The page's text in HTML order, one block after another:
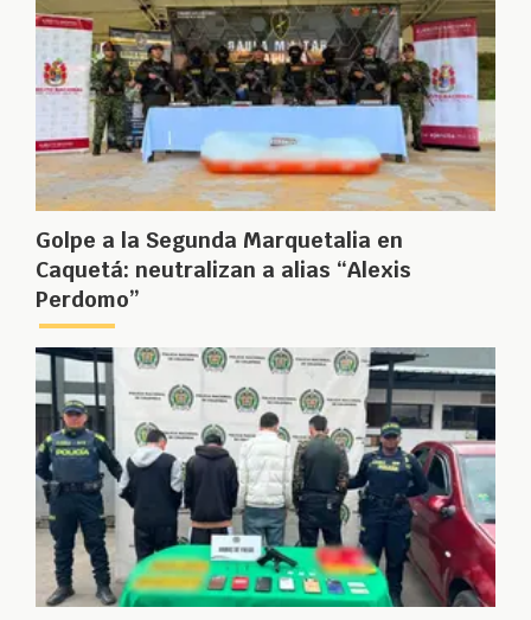
Golpe a la Segunda Marquetalia en
Caquetá: neutralizan a alias “Alexis
Perdomo”